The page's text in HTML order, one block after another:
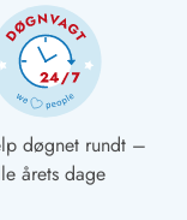
døgnet rundt –
årets dage